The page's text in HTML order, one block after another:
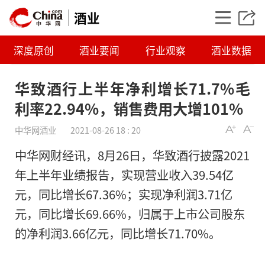
酒业
深度原创 酒业要闻 行业观察 酒业数据
华致酒行上半年净
毛利率22.94%，销
华致酒行上半年净利增长71.7%毛
利率22.94%，销售费用大增101%
中华网酒业 2021-08-26 18 : 20
中华网财经讯，8月26日，华致酒行披露2021
年上半年业绩报告，实现营业收入39.54亿
元，同比增长67.36%；实现净利润3.71亿
元，同比增长69.66%，归属于上市公司股东
的净利润3.66亿元，同比增长71.70%。